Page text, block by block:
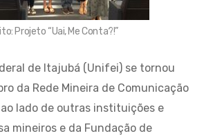
Projeto “Uai, Me Conta?!”
de Itajubá (Unifei) se tornou
da Rede Mineira de Comunicação
ao lado de outras instituições e
mineiros e da Fundação de